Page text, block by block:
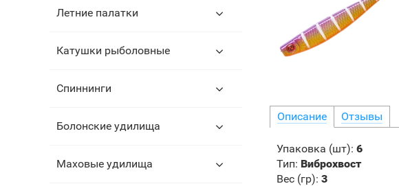
Описание Отзывы
Упаковка (шт): 6
Тип: Виброхвост
Вес (гр): 3
Летние палатки
Катушки рыболовные
Спиннинги
Болонские удилища
Маховые удилища